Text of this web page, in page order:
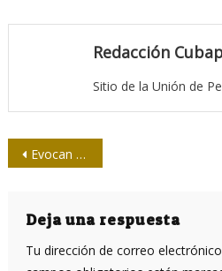
Redacción
Sitio de la Unión de
Navegación
entradas
Evocan a mártir de Playa Girón en tesis de periodismo
Deja una respuesta
Tu dirección de correo